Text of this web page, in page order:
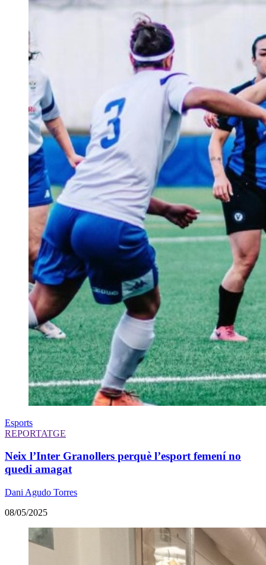
Esports
REPORTATGE
Neix l’Inter Granollers perquè l’esport femení no
quedi amagat
Dani Agudo Torres
08/05/2025